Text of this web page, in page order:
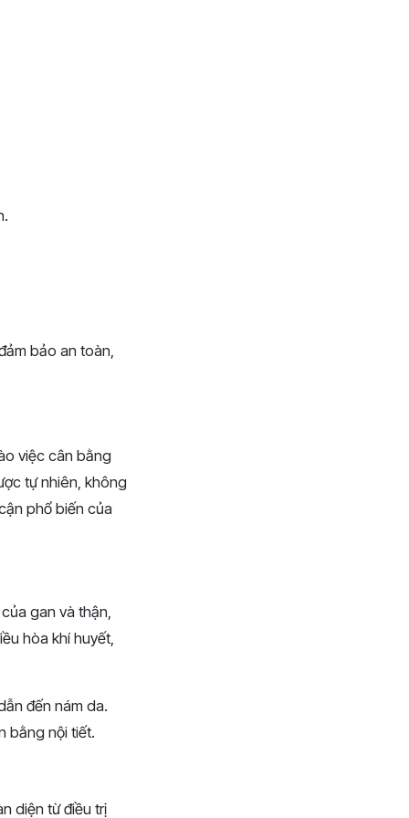
bảo an toàn,
việc cân bằng
tự nhiên, không
phổ biến của
gan và thận,
hòa khí huyết,
đến nám da.
bằng nội tiết.
diện từ điều trị